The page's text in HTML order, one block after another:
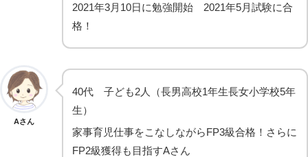
2021年3月10日に勉強開始 2021年5月試験に合
格！
Aさん
40代 子ども2人（長男高校1年生長女小学校5年
生）
家事育児仕事をこなしながらFP3級合格！さらに
FP2級獲得も目指すAさん